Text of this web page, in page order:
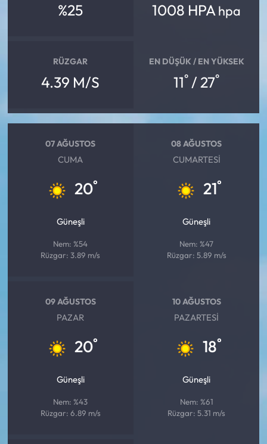
%25 1008 HPA hpa
RÜZGAR
4.39 M/S
EN DÜŞÜK / EN YÜKSEK
11° / 27°
07 AĞUSTOS
CUMA
20°
Güneşli
Nem: %54
Rüzgar: 3.89 m/s
08 AĞUSTOS
CUMARTESI
21°
Güneşli
Nem: %47
Rüzgar: 5.89 m/s
09 AĞUSTOS
PAZAR
20°
Güneşli
Nem: %43
Rüzgar: 6.89 m/s
10 AĞUSTOS
PAZARTESI
18°
Güneşli
Nem: %61
Rüzgar: 5.31 m/s